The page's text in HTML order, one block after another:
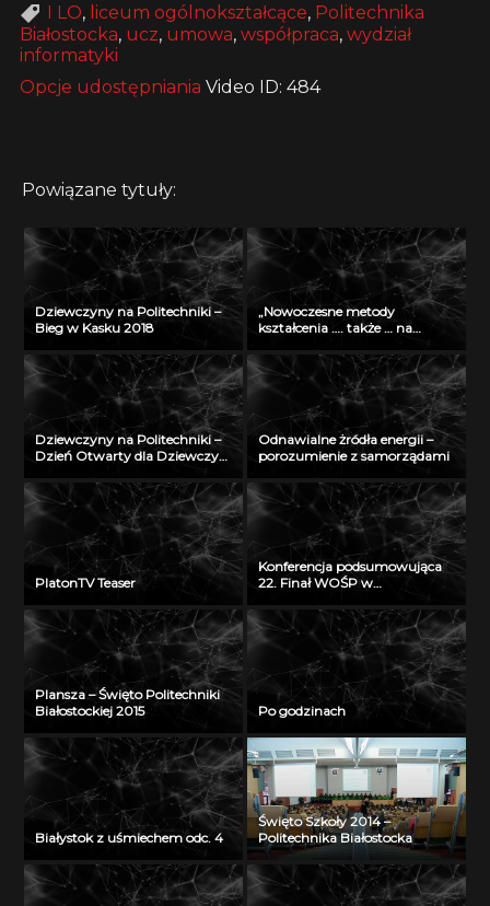
I LO, liceum ogólnokształcące, Politechnika
Białostocka, ucz, umowa, współpraca, wydział
informatyki
Opcje udostępniania Video ID: 484
Powiązane tytuły:
Dziewczyny na Politechniki –
Bieg w Kasku 2018
„Nowoczesne metody
kształcenia …. także … na
Radiu Akadera – 11 grudzień
2012
Dziewczyny na Politechniki –
Dzień Otwarty dla Dziewczyn
Odnawialne żródła energii –
porozumienie z samorządami
PlatonTV Teaser
Konferencja podsumowująca
22. Finał WOŚP w
Plansza – Święto Politechniki
Białostockiej 2015
Po godzinach
Białystok z uśmiechem odc. 4
Święto Szkoły 2014 –
Politechnika Białostocka